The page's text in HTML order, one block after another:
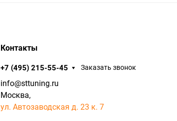
Контакты
+7 (495) 215-55-45 Заказать звонок
info@sttuning.ru
Москва,
ул. Автозаводская д. 23 к. 7